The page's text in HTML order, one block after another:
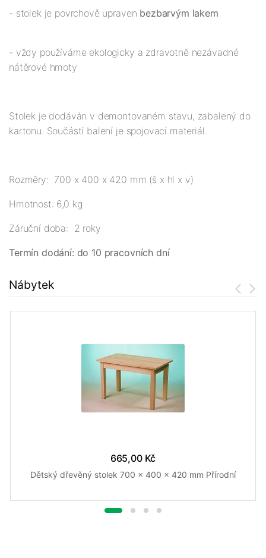
- stolek je povrchově upraven bezbarvým lakem
- vždy používáme ekologicky a zdravotně nezávadné
nátěrové hmoty
Stolek je dodáván v demontovaném stavu, zabalený do
kartonu. Součástí balení je spojovací materiál.
Rozměry: 700 x 400 x 420 mm (š x hl x v)
Hmotnost: 6,0 kg
Záruční doba: 2 roky
Termín dodání: do 10 pracovních dní
Nábytek
665,00 Kč
Dětský dřevěný stolek 700 x 400 x 420 mm Přírodní